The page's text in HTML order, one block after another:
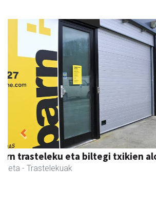
Guria
Urnieta - Jatetxeak
Previous